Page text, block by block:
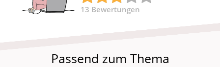
13 Bewertungen
Passend zum Thema